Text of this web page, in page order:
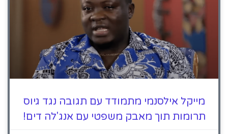
מייקל אילסנמי מתמודד עם תגובה נגד גיוס
תרומות תוך מאבק משפטי עם אנג'לה דים!